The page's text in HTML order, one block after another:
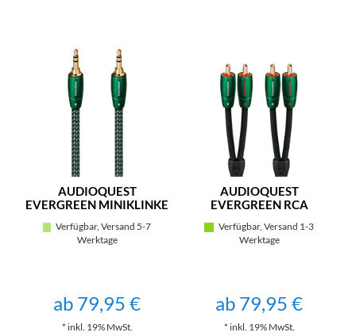
AUDIOQUEST
EVERGREEN MINIKLINKE
Verfügbar, Versand 5-7
Werktage
ab 79,95 €
* inkl. 19% MwSt.
AUDIOQUEST
EVERGREEN RCA
Verfügbar, Versand 1-3
Werktage
ab 79,95 €
* inkl. 19% MwSt.